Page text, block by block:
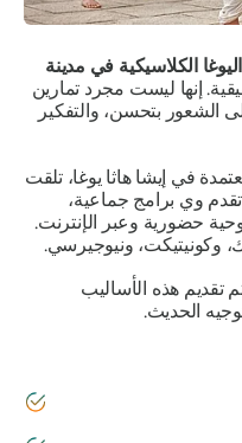
الكلاسيكية في مدينة
إنها ليست مجرد تمارين
بتحسن، والتفكير
في إيشا هاثا يوغا، تلقت
وي برامج جماعية،
حضورية وعبر الإنترنت.
وكونيتيكت، ونيوجيرسي.
تقديم هذه الأساليب
الحديث.